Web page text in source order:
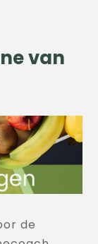
van
de